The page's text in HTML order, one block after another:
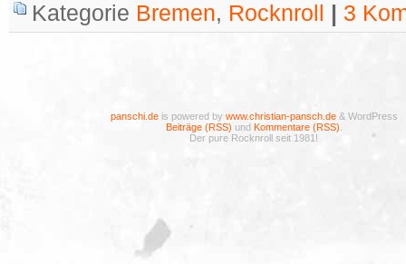
Kategorie Bremen, Rocknroll 3
panschi.deis powered by www.christian-pansch.de& WordPress
Beiträge (RSS) und Kommentare (RSS)
Der pure Rocknroll seit 1981!